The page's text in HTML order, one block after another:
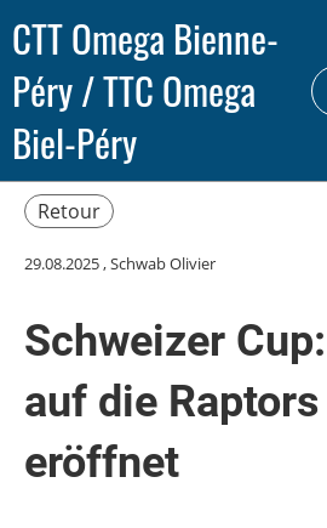
CTT Omega Bienne-
Péry / TTC Omega
Biel-Péry
Retour
29.08.2025, Schwab Olivier
Schweizer
auf die
eröffnet